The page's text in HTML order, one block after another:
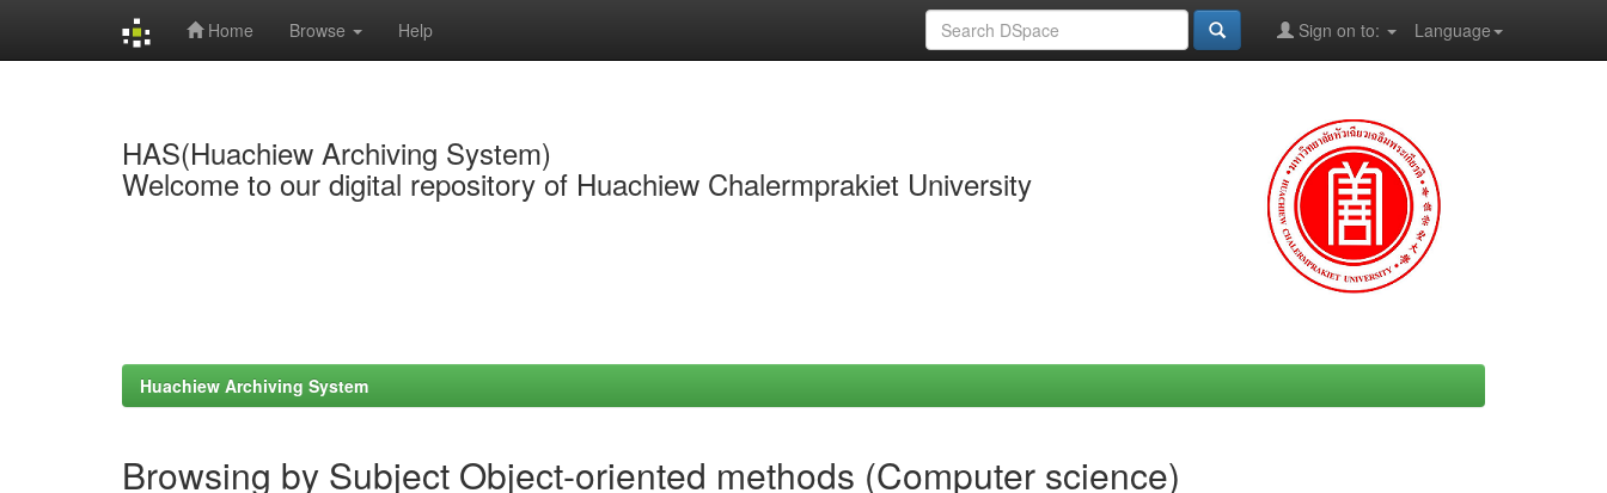
Home Browse Help Language
Sign on to:
HAS(Huachiew Archiving System)
Welcome to our digital repository of Huachiew Chalermprakiet University
Huachiew Archiving System
Browsing by Subject Object-oriented methods (Computer science)